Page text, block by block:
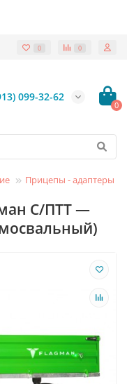
0 0
099-32-62
0
Прицепы - адаптеры
C/ПТТ —